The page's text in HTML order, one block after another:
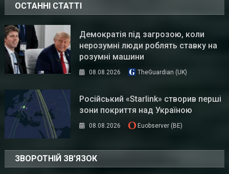
ОСТАННІ СТАТТІ
Демократія під загрозою, коли
нерозумні люди роблять ставку на
розумні машини
08.08.2026 TheGuardian (UK)
Російський «Starlink» створив перші
зони покриття над Україною
08.08.2026 Euobserver (BE)
ЗВОРОТНІЙ ЗВ’ЯЗОК